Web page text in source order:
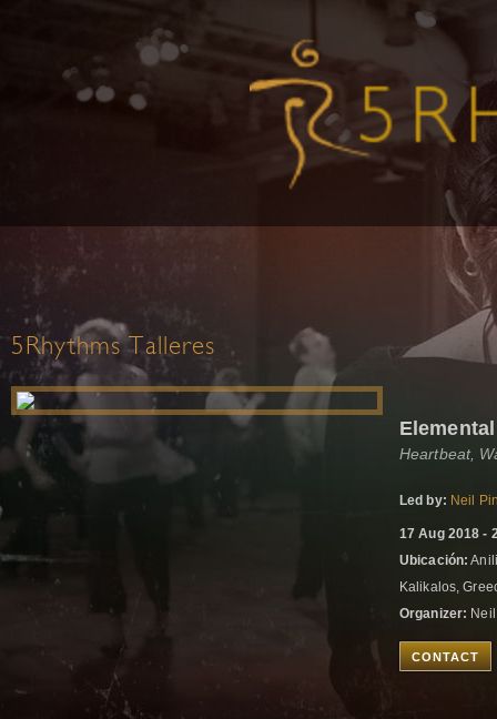
5Rhythms Talleres
Heartbeat,
Led by: Neil
17 Aug 2018 -
Ubicación:
Kalikalos,
Organizer:
CONTACT